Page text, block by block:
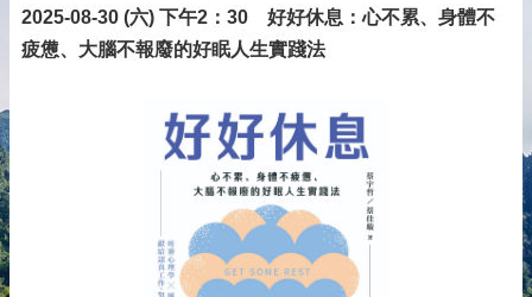
2025-08-30 (六) 下午2：30 好好休息：心不累、身體不
疲憊、大腦不報廢的好眠人生實踐法